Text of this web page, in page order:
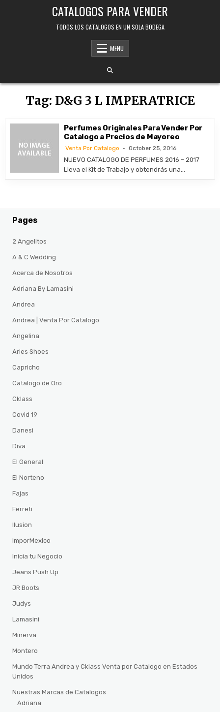
CATALOGOS PARA VENDER
TODOS LOS CATALOGOS EN UN SOLA BODEGA
MENU
Tag: D&G 3 L IMPERATRICE
Perfumes Originales Para Vender Por
Catalogo a Precios de Mayoreo
Venta Por Catalogo October 25, 2016
NUEVO CATALOGO DE PERFUMES 2016 – 2017
Lleva el Kit de Trabajo y obtendrás una…
Pages
2 Angelitos
A & C Wedding
Acerca de Nosotros
Adriana By Lamasini
Andrea
Andrea | Venta Por Catalogo
Angelina
Arles Shoes
Capricho
Catalogo de Oro
Cklass
Covid 19
Danesi
Diva
El General
El Norteno
Fajas
Ferreti
Ilusion
ImporMexico
Inicia tu Negocio
Jeans Push Up
JR Boots
Judys
Lamasini
Minerva
Montero
Mundo Terra Andrea y Cklass Venta por Catalogo en Estados
Unidos
Nuestras Marcas de Catalogos
Adriana